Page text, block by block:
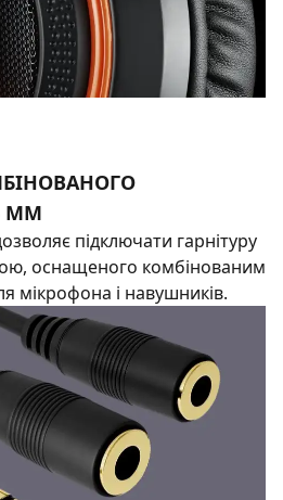
ММ
підключати гарнітуру
оснащеного комбінованим
мікрофона і навушників.